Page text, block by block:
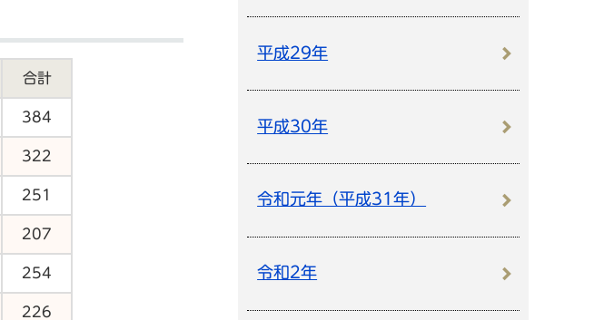
合計
384
322
251
207
254
226
平成29年
平成30年
令和元年（平成31年）
令和2年